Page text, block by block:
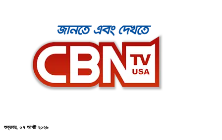
শুক্রবার, ০৭ আগষ্ট ২০২৬